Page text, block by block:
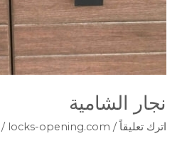
نجار الشامية
اترك تعليقاً /
/ locks-opening.com